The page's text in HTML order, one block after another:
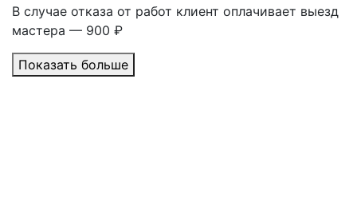
В случае отказа от работ клиент оплачивает выезд
мастера — 900 ₽
Показать больше